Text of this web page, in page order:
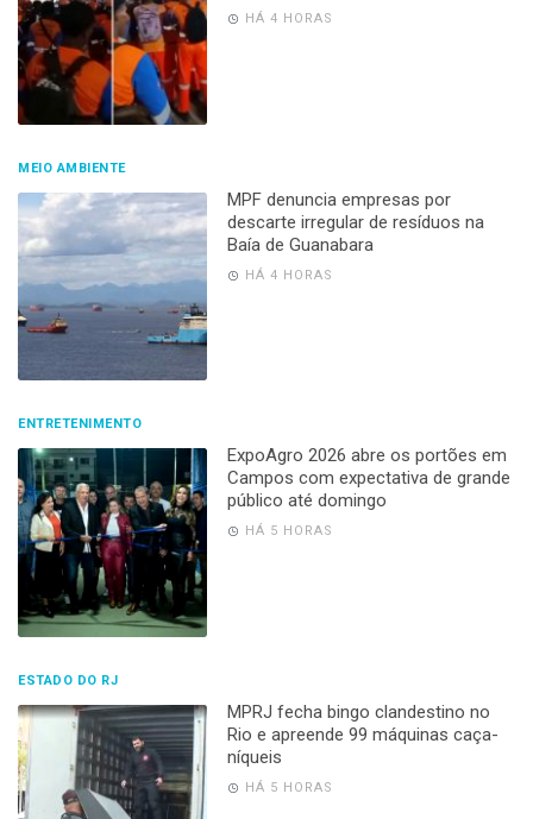
HÁ 4 HORAS
MEIO AMBIENTE
MPF denuncia empresas por
descarte irregular de resíduos na
Baía de Guanabara
HÁ 4 HORAS
ENTRETENIMENTO
ExpoAgro 2026 abre os portões em
Campos com expectativa de grande
público até domingo
HÁ 5 HORAS
ESTADO DO RJ
MPRJ fecha bingo clandestino no
Rio e apreende 99 máquinas caça-
níqueis
HÁ 5 HORAS